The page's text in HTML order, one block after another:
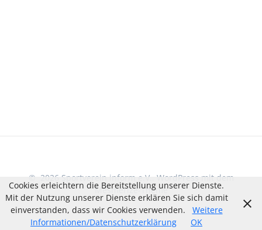
© 2026 Sportverein inform e.V.. WordPress mit dem
Mesmerize-Theme
Cookies erleichtern die Bereitstellung unserer Dienste.
Mit der Nutzung unserer Dienste erklären Sie sich damit
einverstanden, dass wir Cookies verwenden.
Weitere
Informationen/Datenschutzerklärung
OK